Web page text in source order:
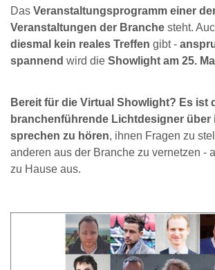
Das Veranstaltungsprogramm einer
Veranstaltungen der Branche steht.
diesmal kein reales Treffen gibt -
spannend wird die Showlight am 25.
Bereit für die Virtual Showlight? Es ist
branchenführende Lichtdesigner über
sprechen zu hören, ihnen Fragen zu
anderen aus der Branche zu vernetzen -
zu Hause aus.